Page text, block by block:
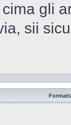
gli
sii